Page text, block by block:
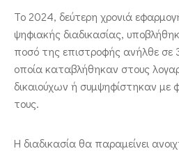
Το 2024, δεύτερη χρονιά
ψηφιακής διαδικασίας,
ποσό της επιστροφής ανήλθε σε
οποία καταβλήθηκαν στους
δικαιούχων ή συμψηφίστηκαν με
τους.
Η διαδικασία θα παραμείνει